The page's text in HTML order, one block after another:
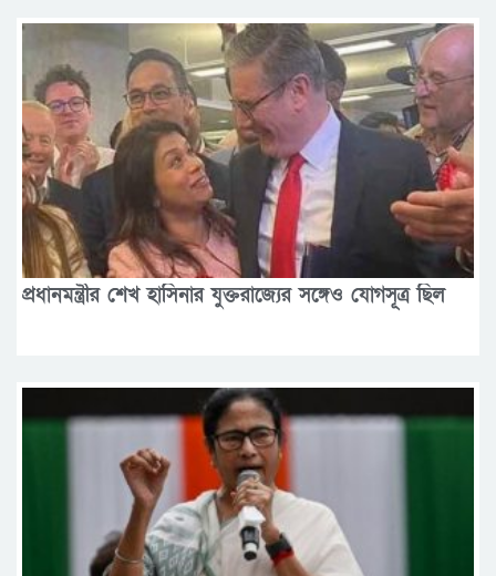
প্রধানমন্ত্রীর শেখ হাসিনার যুক্তরাজ্যের সঙ্গেও যোগসূত্র ছিল